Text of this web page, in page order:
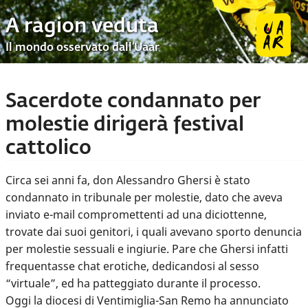
A ragion veduta
Il mondo osservato dall’Uaar
Sacerdote condannato per
molestie dirigerà festival
cattolico
Circa sei anni fa, don Alessandro Ghersi è stato
condannato in tribunale per molestie, dato che aveva
inviato e-mail compromettenti ad una diciottenne,
trovate dai suoi genitori, i quali avevano sporto denuncia
per molestie sessuali e ingiurie. Pare che Ghersi infatti
frequentasse chat erotiche, dedicandosi al sesso
“virtuale”, ed ha patteggiato durante il processo.
Oggi la diocesi di Ventimiglia-San Remo ha annunciato